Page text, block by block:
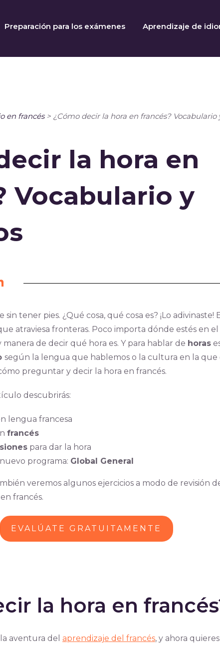
Preparación para los exámenes Aprendizaje de
en francés> ¿Cómo decir la hora en francés? Vocabulario
la hora en
Vocabulario y
LinkedIn
tener pies. ¿Qué cosa, qué cosa es? ¡Lo adivinaste!
atraviesa fronteras. Poco importa dónde estés en
de decir qué hora es. Y para hablar de horas
según la lengua que hablemos o la cultura en la que
preguntar y decir la hora en francés.
descubrirás:
lengua francesa
francés
para dar la hora
programa: Global General
veremos algunos ejercicios a modo de revisión
francés.
EVALÚATE GRATUITAMENTE
la hora en
aventura del aprendizaje del francés, y ahora